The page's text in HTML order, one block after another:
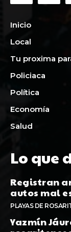
Inicio
Local
Tu proxima
Policiaca
Política
Economía
Salud
Lo que
Registran
autos mal
PLAYAS DE
Yazmín